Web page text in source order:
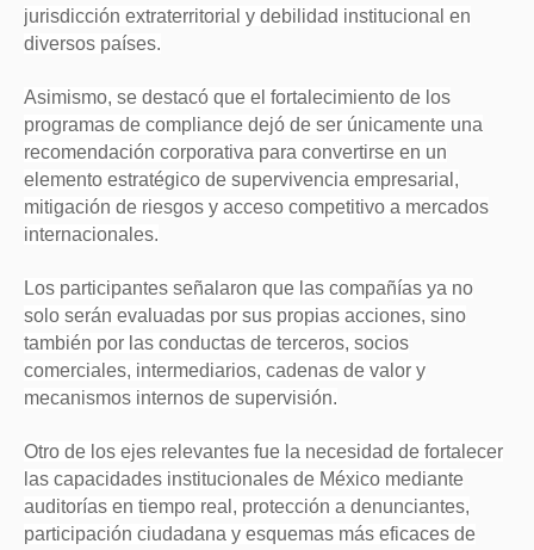
jurisdicción extraterritorial y debilidad institucional en
diversos países.
Asimismo, se destacó que el fortalecimiento de los
programas de compliance dejó de ser únicamente una
recomendación corporativa para convertirse en un
elemento estratégico de supervivencia empresarial,
mitigación de riesgos y acceso competitivo a mercados
internacionales.
Los participantes señalaron que las compañías ya no
solo serán evaluadas por sus propias acciones, sino
también por las conductas de terceros, socios
comerciales, intermediarios, cadenas de valor y
mecanismos internos de supervisión.
Otro de los ejes relevantes fue la necesidad de fortalecer
las capacidades institucionales de México mediante
auditorías en tiempo real, protección a denunciantes,
participación ciudadana y esquemas más eficaces de